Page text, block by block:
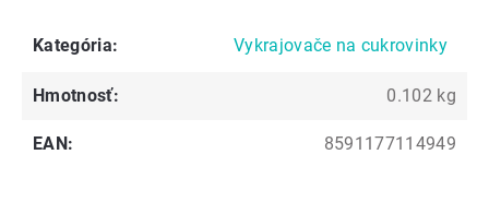
Kategória: Vykrajovače na cukrovinky
Hmotnosť: 0.102 kg
EAN: 8591177114949